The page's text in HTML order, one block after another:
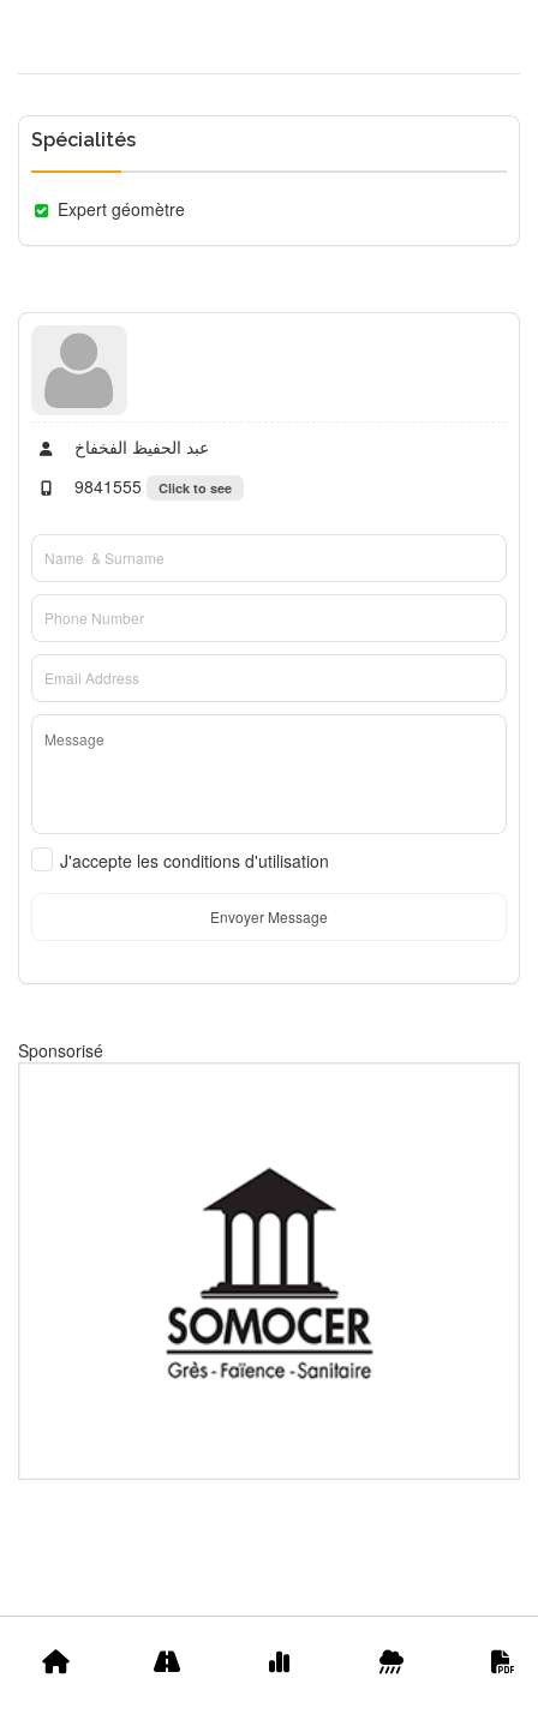
Spécialités
Expert géomètre
عبد الحفيظ الفخفاخ
9841555
Click to see
J'accepte les conditions d'utilisation
Envoyer Message
Sponsorisé
Pluviométrie